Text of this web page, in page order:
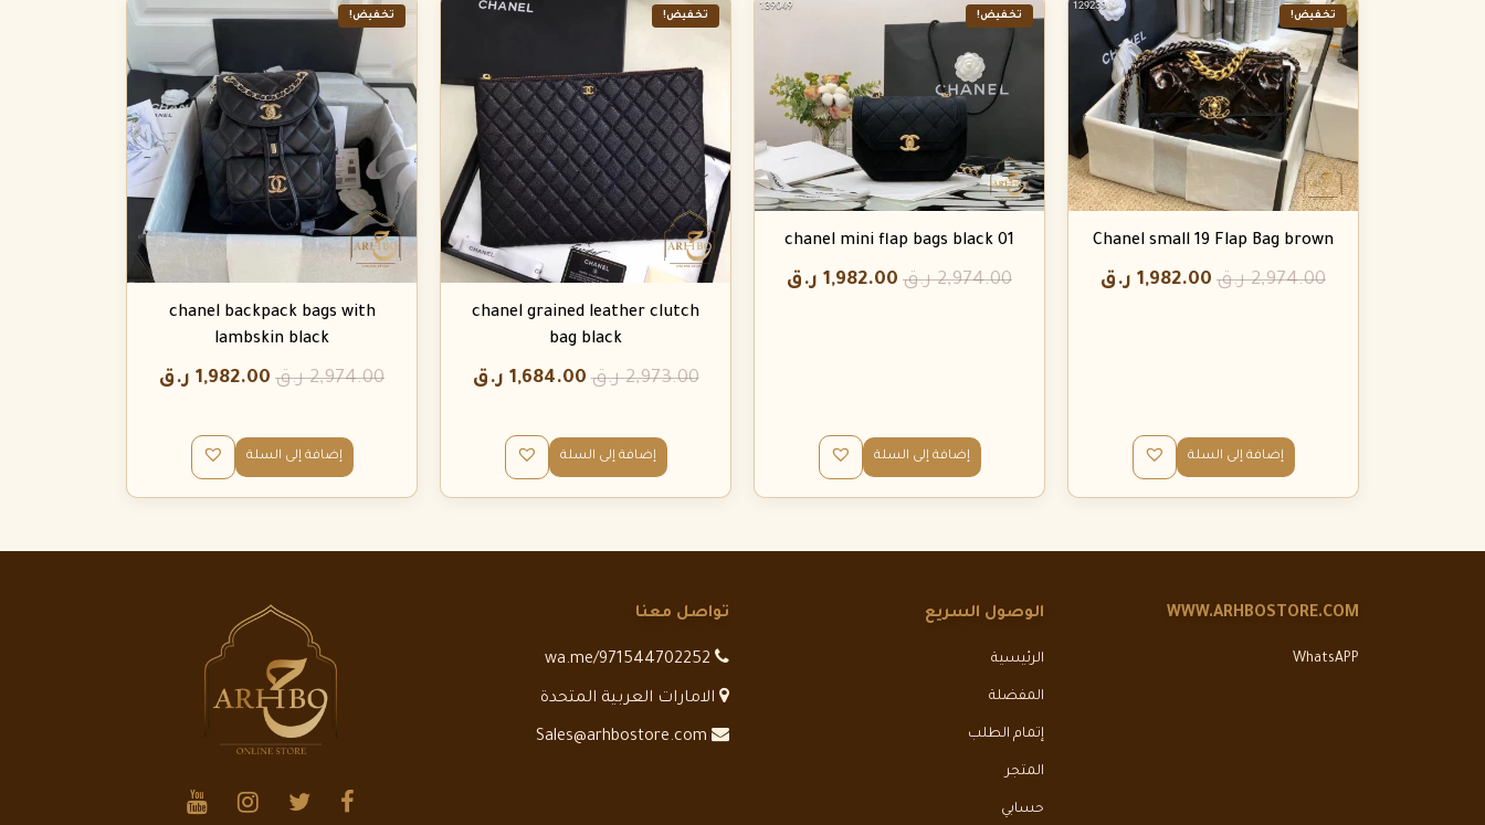
تخفيض!
Chanel small 19 Flap Bag brown
2,974.00 ر.ق 1,982.00 ر.ق
إضافة إلى السلة
تخفيض!
chanel mini flap bags black 01
2,974.00 ر.ق 1,982.00 ر.ق
إضافة إلى السلة
تخفيض!
chanel grained leather clutch
bag black
2,973.00 ر.ق 1,684.00 ر.ق
إضافة إلى السلة
تخفيض!
chanel backpack bags with
lambskin black
2,974.00 ر.ق 1,982.00 ر.ق
إضافة إلى السلة
WWW.ARHBOSTORE.COM
WhatsAPP
الوصول السريع
الرئيسية
المفضلة
إتمام الطلب
المتجر
حسابي
تواصل معنا
الامارات العربية المتحدة